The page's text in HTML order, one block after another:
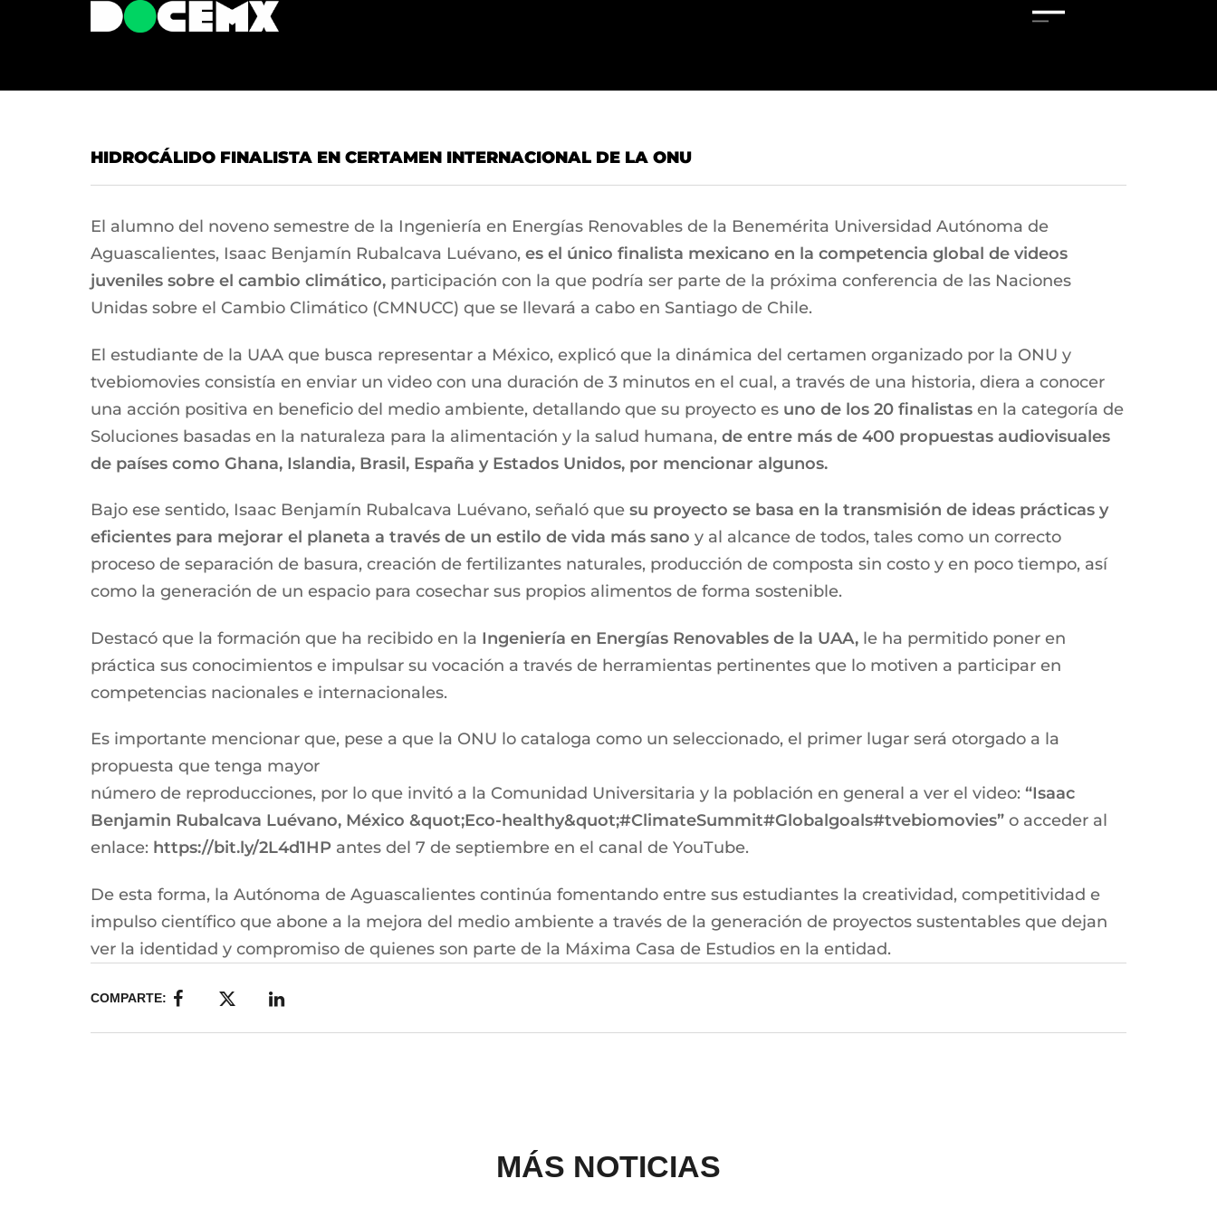
HIDROCÁLIDO FINALISTA EN CERTAMEN INTERNACIONAL DE LA ONU
El alumno del noveno semestre de la Ingeniería en Energías Renovables de la Benemérita Universidad Autónoma de
Aguascalientes, Isaac Benjamín Rubalcava Luévano, es el único finalista mexicano en la competencia global de videos
juveniles sobre el cambio climático, participación con la que podría ser parte de la próxima conferencia de las Naciones
Unidas sobre el Cambio Climático (CMNUCC) que se llevará a cabo en Santiago de Chile.
El estudiante de la UAA que busca representar a México, explicó que la dinámica del certamen organizado por la ONU y
tvebiomovies consistía en enviar un video con una duración de 3 minutos en el cual, a través de una historia, diera a conocer
una acción positiva en beneficio del medio ambiente, detallando que su proyecto es uno de los 20 finalistas en la categoría de
Soluciones basadas en la naturaleza para la alimentación y la salud humana, de entre más de 400 propuestas audiovisuales
de países como Ghana, Islandia, Brasil, España y Estados Unidos, por mencionar algunos.
Bajo ese sentido, Isaac Benjamín Rubalcava Luévano, señaló que su proyecto se basa en la transmisión de ideas prácticas y
eficientes para mejorar el planeta a través de un estilo de vida más sano y al alcance de todos, tales como un correcto
proceso de separación de basura, creación de fertilizantes naturales, producción de composta sin costo y en poco tiempo, así
como la generación de un espacio para cosechar sus propios alimentos de forma sostenible.
Destacó que la formación que ha recibido en la Ingeniería en Energías Renovables de la UAA, le ha permitido poner en
práctica sus conocimientos e impulsar su vocación a través de herramientas pertinentes que lo motiven a participar en
competencias nacionales e internacionales.
Es importante mencionar que, pese a que la ONU lo cataloga como un seleccionado, el primer lugar será otorgado a la
propuesta que tenga mayor
número de reproducciones, por lo que invitó a la Comunidad Universitaria y la población en general a ver el video: “Isaac
Benjamin Rubalcava Luévano, México &quot;Eco-healthy&quot;#ClimateSummit#Globalgoals#tvebiomovies” o acceder al
enlace: https://bit.ly/2L4d1HP antes del 7 de septiembre en el canal de YouTube.
De esta forma, la Autónoma de Aguascalientes continúa fomentando entre sus estudiantes la creatividad, competitividad e
impulso científico que abone a la mejora del medio ambiente a través de la generación de proyectos sustentables que dejan
ver la identidad y compromiso de quienes son parte de la Máxima Casa de Estudios en la entidad.
COMPARTE:
MÁS NOTICIAS